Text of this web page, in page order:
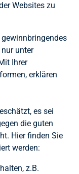
Websites zu
unter
Ihrer
erklären
es sei
die guten
Hier finden Sie
werden:
z.B.